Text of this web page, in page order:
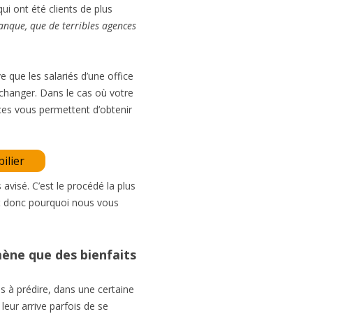
ont été clients de plus
que de terribles agences
que les salariés d’une office
Dans le cas où votre
vous permettent d’obtenir
C’est le procédé la plus
donc pourquoi nous vous
que des bienfaits
à prédire, dans une certaine
arrive parfois de se